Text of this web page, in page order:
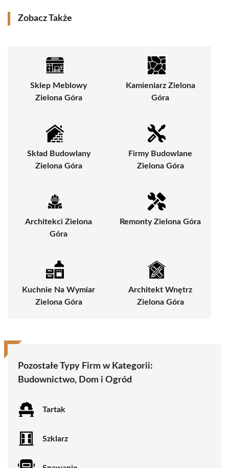
Zobacz Także
Sklep Meblowy
Zielona Góra
Kamieniarz Zielona
Góra
Skład Budowlany
Zielona Góra
Firmy Budowlane
Zielona Góra
Architekci Zielona
Góra
Remonty Zielona Góra
Kuchnie Na Wymiar
Zielona Góra
Architekt Wnętrz
Zielona Góra
Pozostałe Typy Firm w Kategorii:
Budownictwo, Dom i Ogród
Tartak
Szklarz